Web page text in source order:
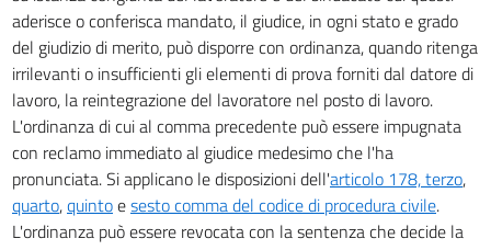
aderisce o conferisca mandato, il giudice, in ogni stato e grado
del giudizio di merito, può disporre con ordinanza, quando ritenga
irrilevanti o insufficienti gli elementi di prova forniti dal datore di
lavoro, la reintegrazione del lavoratore nel posto di lavoro.
L'ordinanza di cui al comma precedente può essere impugnata
con reclamo immediato al giudice medesimo che l'ha
pronunciata. Si applicano le disposizioni dell'articolo 178, terzo,
quarto,quintoesesto comma del codice di procedura civile.
L'ordinanza può essere revocata con la sentenza che decide la